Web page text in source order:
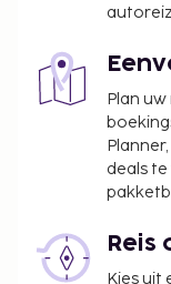
Plan
deals
Reis
Kies uit